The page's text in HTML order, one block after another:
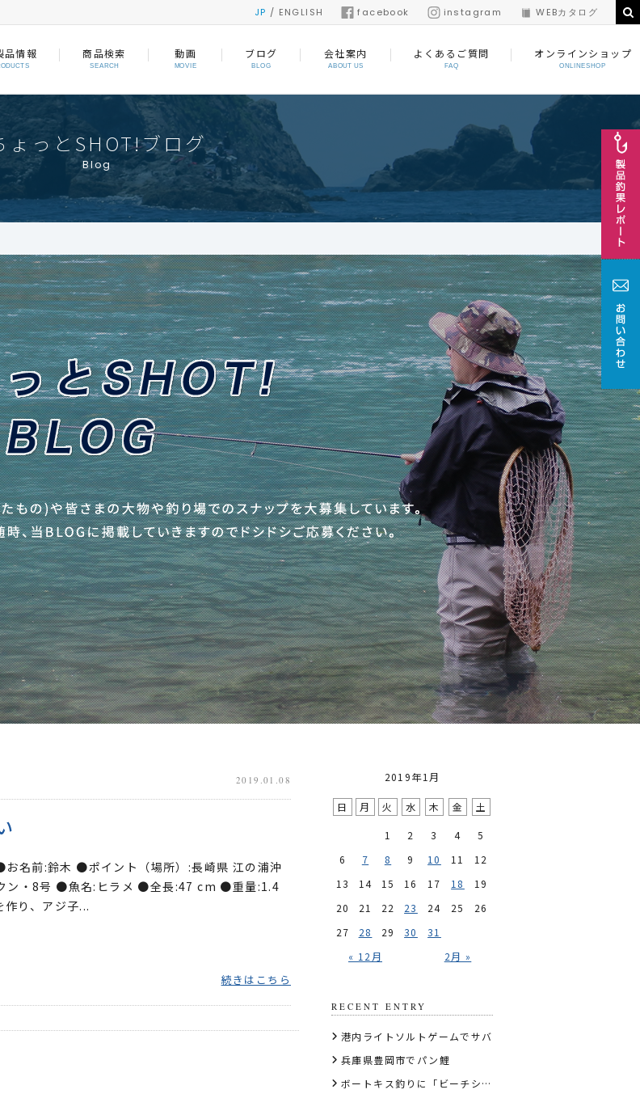
JP / ENGLISH facebook instagram WEBカタログ
品情報 商品検索
SEARCH
動画
MOVIE
ブログ
BLOG
会社案内
ABOUT US
よくあるご質問
FAQ
オンラインショップ
ONLINESHOP
ょっとSHOT!ブログ
Blog
2019.01.08
名前:鈴木 ●ポイント（場所）:長崎県 江の浦沖
ン・8号 ●魚名:ヒラメ ●全長:47 cm ●重量:1.4
り、アジ子...
続きはこちら
2019年1月
日 月 火 水 木 金 土
« 12月 2月 »
1 2 3 4
5
6
7 8 9 10 11
12
13
14 15 16 17 18
19
20
21 22 23 24 25
26
27
28 29 30 31
RECENT ENTRY
港内ライトソルトゲームでサバ
兵庫県豊岡市でパン鯉
​ボートキス釣りに「ビーチショット天秤6cm」を推す理由